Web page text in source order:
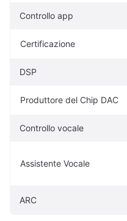
Controllo app
Certificazione
DSP
Produttore del Chip DAC
Controllo vocale
Assistente Vocale
ARC